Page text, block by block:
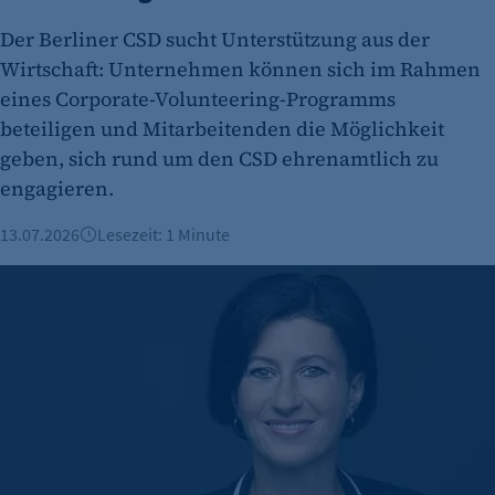
fe_typo_user
Name:
fe_typo_user
Anbieter:
Session-Cookie für die Verwaltung von
Benutzer-Sessions (z. B. bei Login, Umfrage
Identifizierung verwendet.
Der Berliner CSD sucht Unterstützung aus der
Wirtschaft: Unternehmen können sich im Rahmen
eines Corporate-Volunteering-Programms
beteiligen und Mitarbeitenden die Möglichkeit
geben, sich rund um den CSD ehrenamtlich zu
engagieren.
13.07.2026 Lesezeit: 1 Minute